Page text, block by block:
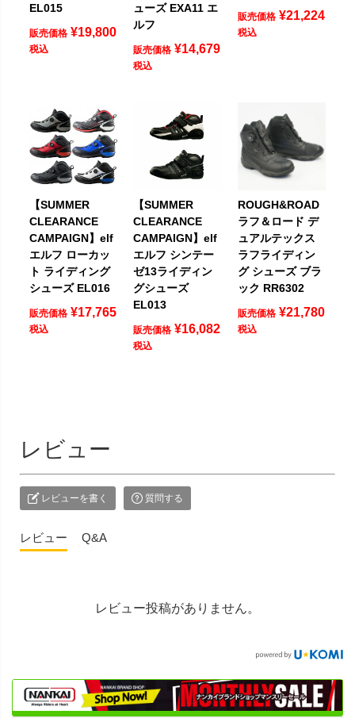
EL015
販売価格 ¥19,800
税込
ューズ EXA11 エ
ルフ
販売価格 ¥14,679
税込
販売価格 ¥21,224
税込
【SUMMER
CLEARANCE
CAMPAIGN】elf
エルフ ローカッ
ト ライディング
シューズ EL016
販売価格 ¥17,765
税込
【SUMMER
CLEARANCE
CAMPAIGN】elf
エルフ シンテー
ゼ13ライディン
グシューズ
EL013
販売価格 ¥16,082
税込
ROUGH&ROAD
ラフ＆ロード デ
ュアルテックス
ラフライディン
グ シューズ ブラ
ック RR6302
販売価格 ¥21,780
税込
レビュー
レビューを書く 質問する
レビュー Q&A
レビュー投稿がありません。